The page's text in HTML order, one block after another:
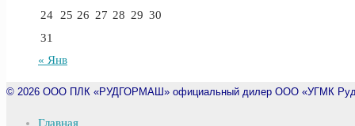
24
25 26 27 28 29 30
31
« Янв
© 2026 ООО ПЛК «РУДГОРМАШ» официальный дилер ООО «УГМК
Главная